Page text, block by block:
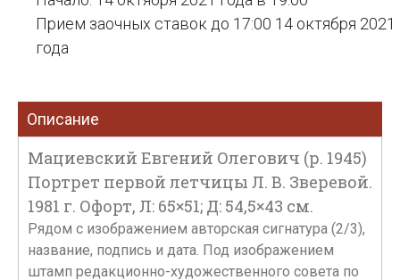
Прием заочных ставок до 17:00 14 октября 2021
года
Описание
Мациевский Евгений Олегович (р. 1945)
Портрет первой летчицы Л. В. Зверевой.
1981 г. Офорт, Л: 65×51; Д: 54,5×43 см.
Рядом с изображением авторская сигнатура (2/3),
название, подпись и дата. Под изображением
штамп редакционно-художественного совета по